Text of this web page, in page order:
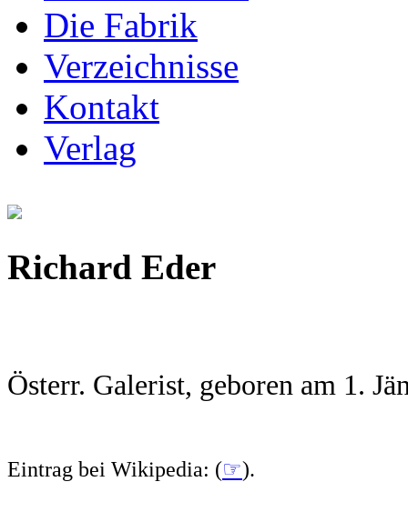
Die Fabrik
Verzeichnisse
Kontakt
Verlag
Richard Eder
Österr. Galerist, geboren am 1.
Eintrag bei Wikipedia: (☞).